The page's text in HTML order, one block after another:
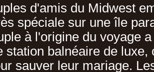
d'amis du Midwest
spéciale sur une île
à l'origine du voyage
station balnéaire de luxe,
sauver leur mariage.